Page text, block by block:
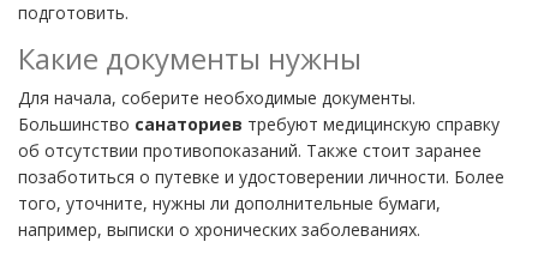
подготовить.
Какие документы нужны
Для начала, соберите необходимые документы.
Большинство санаториев требуют медицинскую справку
об отсутствии противопоказаний. Также стоит заранее
позаботиться о путевке и удостоверении личности. Более
того, уточните, нужны ли дополнительные бумаги,
например, выписки о хронических заболеваниях.